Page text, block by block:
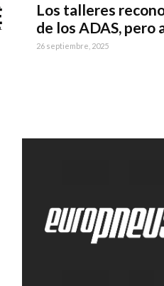
Los talleres
de los ADAS, pero
26 septiembre, 2025